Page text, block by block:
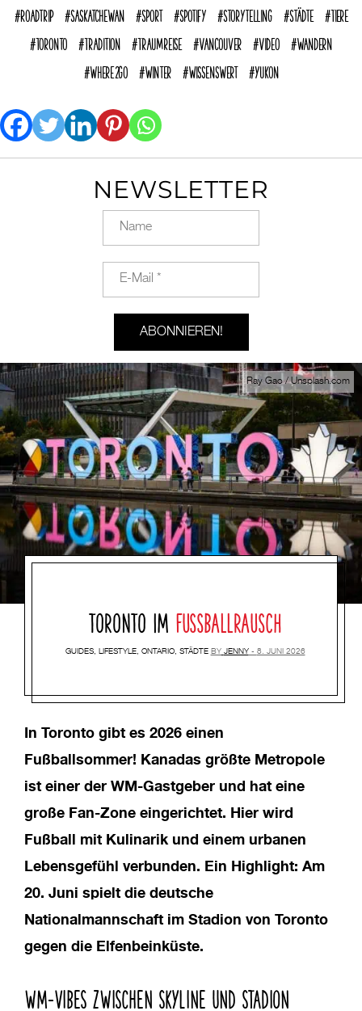
Roadtrip
Saskatchewan Sport Spotify Storytelling Städte
Tiere
Toronto
Tradition Traumreise Vancouver Video
Wandern
where2go
Winter Wissenswert Yukon
NEWSLETTER
Ray Gao / Unsplash.com
TORONTO IM FUSSBALLRAUSCH
GUIDES, LIFESTYLE, ONTARIO, STÄDTE BY JENNY 8. JUNI 2026
In Toronto gibt es 2026 einen
Fußballsommer! Kanadas größte Metropole
ist einer der WM-Gastgeber und hat eine
große Fan-Zone eingerichtet. Hier wird
Fußball mit Kulinarik und einem urbanen
Lebensgefühl verbunden. Ein Highlight: Am
20. Juni spielt die deutsche
Nationalmannschaft im Stadion von Toronto
gegen die Elfenbeinküste.
WM-VIBES ZWISCHEN SKYLINE UND STADION